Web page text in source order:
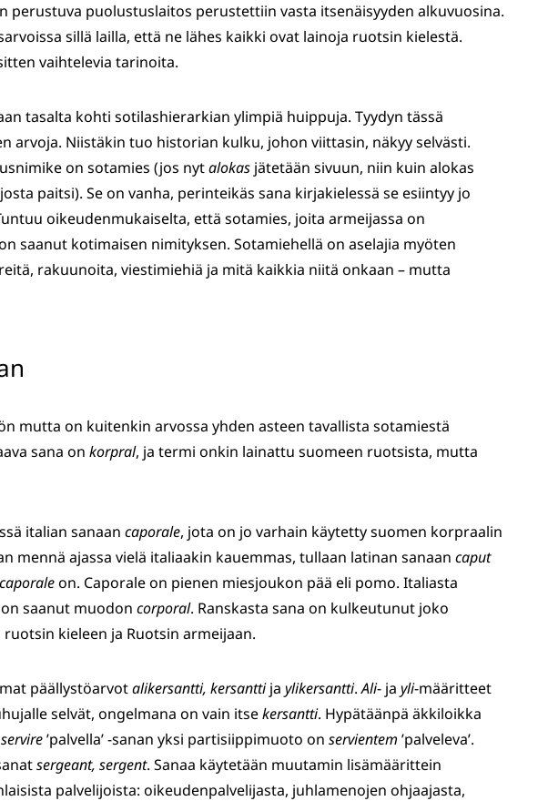
perustuva puolustuslaitos perustettiin vasta itsenäisyyden alkuvuosina.
sillä lailla, että ne lähes kaikki ovat lainoja ruotsin kielestä.
vaihtelevia tarinoita.
tasalta kohti sotilashierarkian ylimpiä huippuja. Tyydyn tässä
arvoja. Niistäkin tuo historian kulku, johon viittasin, näkyy selvästi.
on sotamies (jos nytalokas jätetään sivuun, niin kuin alokas
paitsi). Se on vanha, perinteikäs sana kirjakielessä se esiintyy jo
oikeudenmukaiselta, että sotamies, joita armeijassa on
saanut kotimaisen nimityksen. Sotamiehellä on aselajia myöten
rakuunoita, viestimiehiä ja mitä kaikkia niitä onkaan – mutta
mutta on kuitenkin arvossa yhden asteen tavallista sotamiestä
sana on korpral, ja termi onkin lainattu suomeen ruotsista, mutta
italian sanaan caporale, jota on jo varhain käytetty suomen korpraalin
mennä ajassa vielä italiaakin kauemmas, tullaan latinan sanaan caput
caporaleon. Caporale on pienen miesjoukon pää eli pomo. Italiasta
saanut muodon corporal. Ranskasta sana on kulkeutunut joko
kieleen ja Ruotsin armeijaan.
päällystöarvotalikersantti, kersanttija ylikersantti.Ali- ja yli-määritteet
selvät, ongelmana on vain itsekersantti. Hypätäänpä äkkiloikka
servire’palvella’ -sanan yksi partisiippimuoto on servientem ’palveleva’.
sergeant, sergent. Sanaa käytetään muutamin lisämäärittein
palvelijoista: oikeudenpalvelijasta, juhlamenojen ohjaajasta,